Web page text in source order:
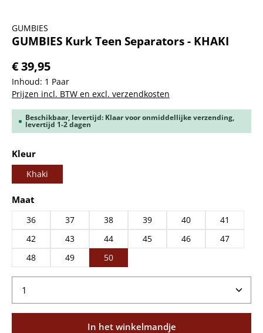
GUMBIES
GUMBIES Kurk Teen Separators - KHAKI
€ 39,95
Inhoud: 1 Paar
Prijzen incl. BTW en excl. verzendkosten
Beschikbaar, levertijd: Klaar voor onmiddellijke verzending,
levertijd 1-2 dagen
Selecteer
Kleur
Khaki
Selecteer
Maat
36 37 38 39 40
41
42
43 44 45 46
47
48
49 50
Producthoeveelheid: Voer de gewenste
In het winkelmandje